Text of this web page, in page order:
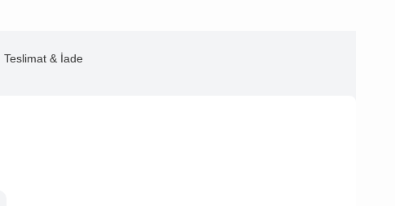
Teslimat & İade